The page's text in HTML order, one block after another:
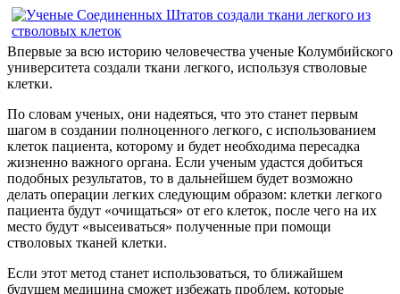
Впервые за всю историю человечества ученые Колумбийского
университета создали ткани легкого, используя стволовые
клетки.
По словам ученых, они надеяться, что это станет первым
шагом в создании полноценного легкого, с использованием
клеток пациента, которому и будет необходима пересадка
жизненно важного органа. Если ученым удастся добиться
подобных результатов, то в дальнейшем будет возможно
делать операции легких следующим образом: клетки легкого
пациента будут «очищаться» от его клеток, после чего на их
место будут «высеиваться» полученные при помощи
стволовых тканей клетки.
Если этот метод станет использоваться, то ближайшем
будущем медицина сможет избежать проблем, которые